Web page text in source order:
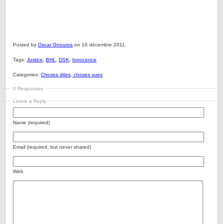
Posted by Oscar Gnouros on 16 décembre 2011.
Tags: Justice BHL DSK Innocence
Categories: Choses dites, choses vues
0 Responses
Leave a Reply
Name (required)
Email (required, but never shared)
Web